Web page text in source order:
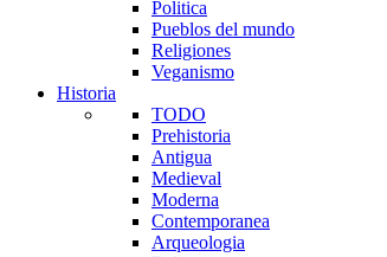
Politica
Pueblos del mundo
Religiones
Veganismo
Historia
TODO
Prehistoria
Antigua
Medieval
Moderna
Contemporanea
Arqueologia